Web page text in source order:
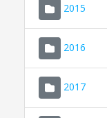
2015
2016
2017